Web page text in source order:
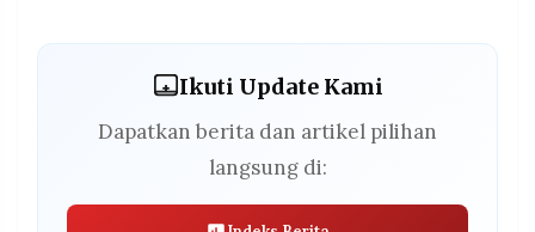
Ikuti Update Kami
Dapatkan berita dan artikel pilihan
langsung di: